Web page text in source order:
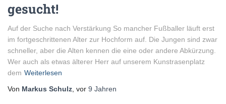
gesucht!
Auf der Suche nach Verstärkung So mancher Fußballer läuft erst
im fortgeschrittenen Alter zur Hochform auf. Die Jungen sind zwar
schneller, aber die Alten kennen die eine oder andere Abkürzung.
Wer auch als etwas älterer Herr auf unserem Kunstrasenplatz
dem Weiterlesen
Von Markus Schulz , vor 9 Jahren